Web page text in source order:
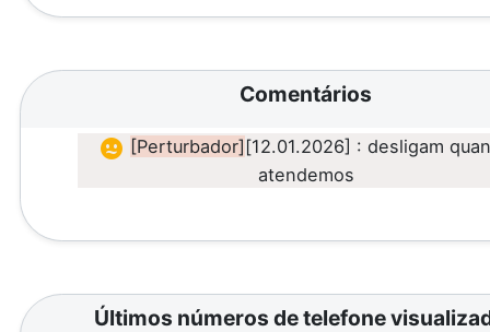
Comentários
[Perturbador] [12.01.2026] : desligam
atendemos
Últimos números de telefone